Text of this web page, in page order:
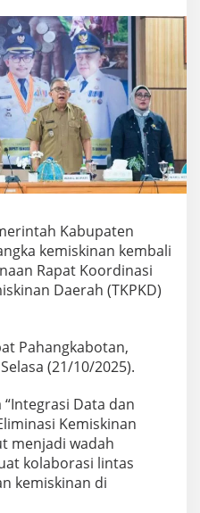
Kabupaten
kemiskinan kembali
Rapat Koordinasi
Daerah (TKPKD)
Pahangkabotan,
(21/10/2025).
Data dan
Kemiskinan
menjadi wadah
kolaborasi lintas
kemiskinan di